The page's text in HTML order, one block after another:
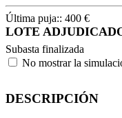
Última puja:: 400 €
LOTE
Subasta finalizada
No mostrar la
DESCRIPCIÓN